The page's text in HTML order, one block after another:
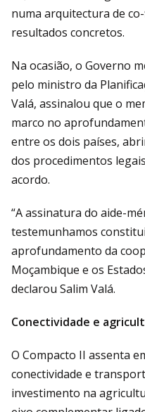
numa arquitectura de
resultados concretos.
Na ocasião, o Governo
pelo ministro da
Valá, assinalou que o
marco no
entre os dois países,
dos procedimentos
acordo.
“A assinatura do aide-
testemunhamos
aprofundamento da
Moçambique e os
declarou Salim Valá.
Conectividade e
O Compacto II assenta
conectividade e
investimento na